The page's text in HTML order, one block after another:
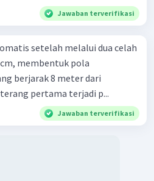
Jawaban terverifikasi
setelah melalui dua celah
membentuk pola
berjarak 8 meter dari
pertama terjadi p...
Jawaban terverifikasi